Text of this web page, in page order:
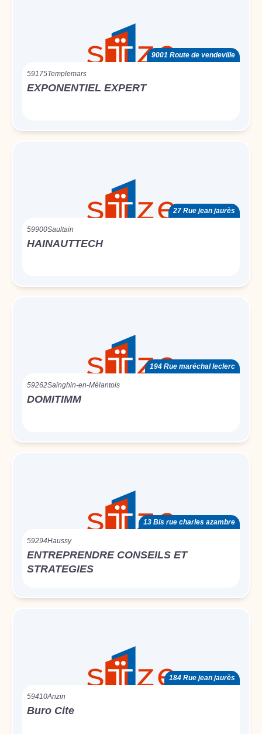
9001 Route de vendeville
59175Templemars
EXPONENTIEL EXPERT
27 Rue jean jaurès
59900Saultain
HAINAUTTECH
194 Rue maréchal leclerc
59262Sainghin-en-Mélantois
DOMITIMM
13 Bis rue charles azambre
59294Haussy
ENTREPRENDRE CONSEILS ET
STRATEGIES
184 Rue jean jaurès
59410Anzin
Buro Cite